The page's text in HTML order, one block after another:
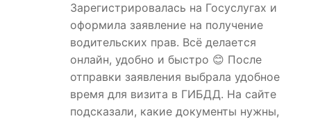
Зарегистрировалась на Госуслугах и
оформила заявление на получение
водительских прав. Всё делается
онлайн, удобно и быстро 😊 После
отправки заявления выбрала удобное
время для визита в ГИБДД. На сайте
подсказали, какие документы нужны,